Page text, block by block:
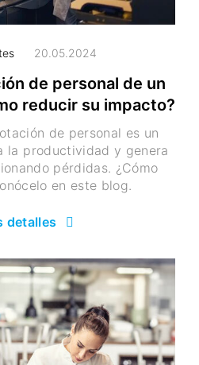
20.05.2024
de personal de un
reducir su impacto?
de personal es un
la productividad y genera
pérdidas. ¿Cómo
en este blog.
detalles